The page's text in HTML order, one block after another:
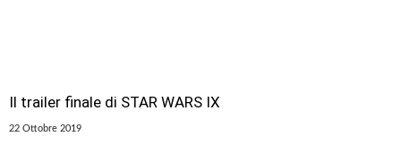
Il trailer finale di STAR WARS IX
22 Ottobre 2019